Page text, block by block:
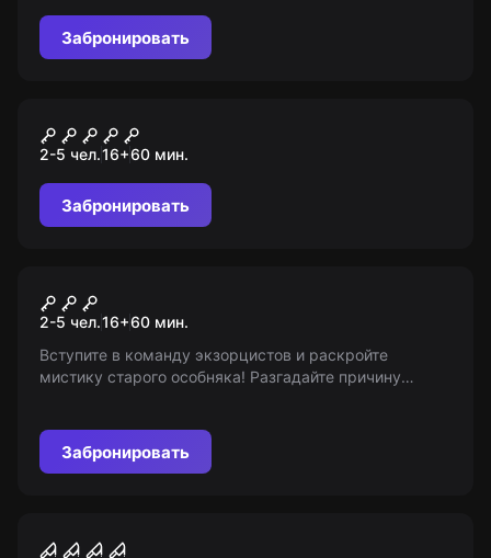
Забронировать
Кровавые узы
2-5 чел.16+60 мин.
Забронировать
Хозяйка
2-5 чел.16+60 мин.
Вступите в команду экзорцистов и раскройте
мистику старого особняка! Разгадайте причину
Забронировать
Тайна дома мисс Перегрин